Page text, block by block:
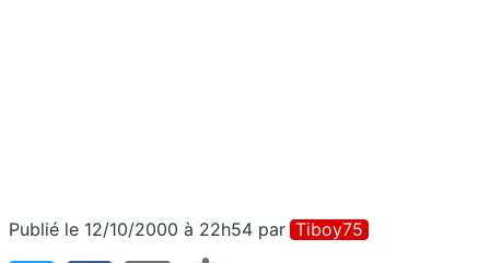
Publié le 12/10/2000 à 22h54 par Tiboy75